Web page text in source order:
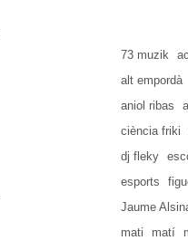
73 muzik
alt empordà
aniol ribas
ciència friki
dj fleky
esports
Jaume
mati
matí